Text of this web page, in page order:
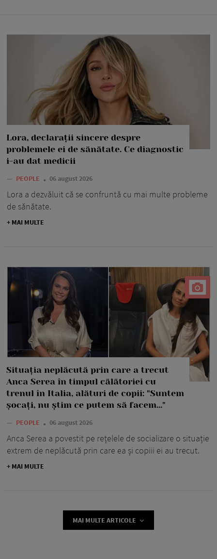
Lora, declarații sincere despre
problemele ei de sănătate. Ce diagnostic
i-au dat medicii
— PEOPLE 06 august 2026
Lora a dezvăluit că se confruntă cu mai multe probleme
de sănătate.
+ MAI MULTE
Situația neplăcută prin care a trecut
Anca Serea în timpul călătoriei cu
trenul în Italia, alături de copii: "Suntem
șocați, nu știm ce putem să facem..."
— PEOPLE 06 august 2026
Anca Serea a povestit pe rețelele de socializare o situație
extrem de neplăcută prin care ea și copiii ei au trecut.
+ MAI MULTE
MAI MULTE ARTICOLE